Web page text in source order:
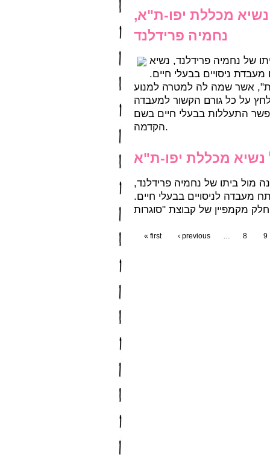
מכללת יפו-ת"א,
נחמיה פרידלנד
של נחמיה פרידלנד, נשיא
ניסויים בבעלי חיים.
אשר שמה לה למטרה למנוע
על כל גורם הקשור למעבדה
התעללות בבעלי חיים בשם
הקדמה.
נשיא מכללת יפו-ת"א
תיערך הפגנה מול ביתו של נחמיה פרידלנד,
מעבדה לניסויים בבעלי חיים.
« first ‹ previous … 8 9